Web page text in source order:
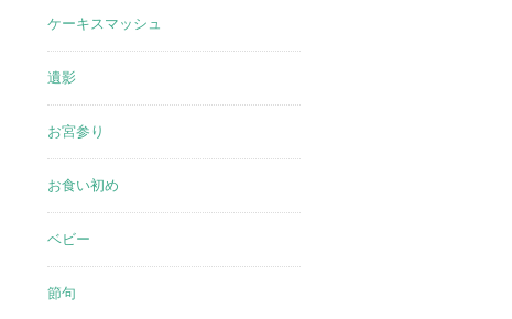
ケーキスマッシュ
遺影
お宮参り
お食い初め
ベビー
節句